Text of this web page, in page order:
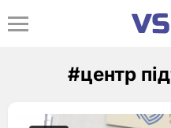
#центр